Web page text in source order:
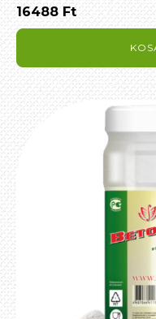
Értékelés:
5.00
/ 5
16488Ft